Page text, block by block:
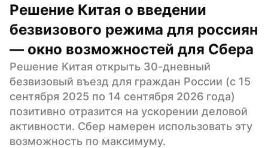
Решение Китая о введении
безвизового режима для россиян
— окно возможностей для Сбера
Решение Китая открыть 30-дневный
безвизовый въезд для граждан России (с 15
сентября 2025 по 14 сентября 2026 года)
позитивно отразится на ускорении деловой
активности. Сбер намерен использовать эту
возможность по максимуму.